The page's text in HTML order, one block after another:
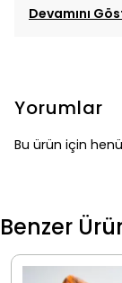
Devamını
Yorumlar
Bu ürün için
Benzer